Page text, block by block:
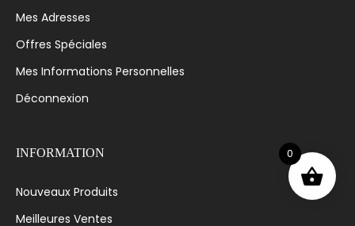
Mes Adresses
Offres Spéciales
Mes Informations Personnelles
Déconnexion
INFORMATION
Nouveaux Produits
Meilleures Ventes
0